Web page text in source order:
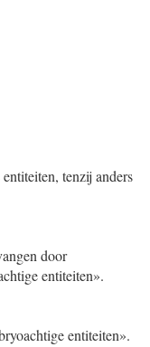
tenzij anders
door
entiteiten».
entiteiten».